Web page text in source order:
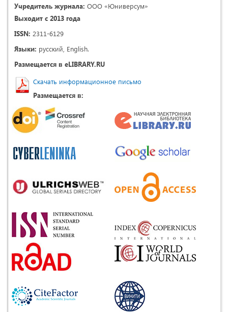
Учредитель журнала: ООО «Юниверсум»
Выходит с 2013 года
ISSN: 2311-6129
Языки: русский, English.
Размещается в eLIBRARY.RU
Скачать информационное письмо
Размещается в: